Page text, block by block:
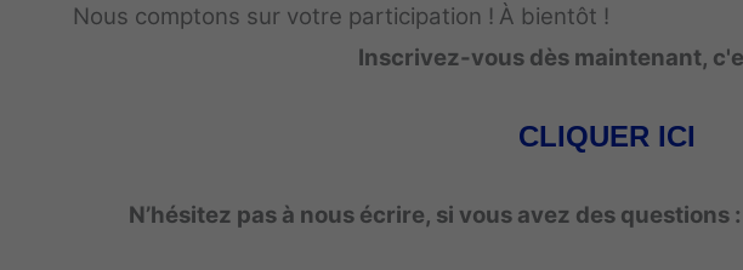
Nous comptons sur votre participation ! À bientôt !
Inscrivez-vous dès maintenant,
CLIQUER ICI
N’hésitez pas à nous écrire, si vous avez des questions :